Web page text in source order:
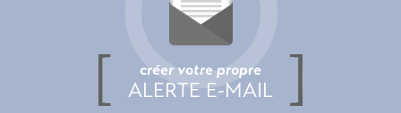
créer votre propre
ALERTE E-MAIL